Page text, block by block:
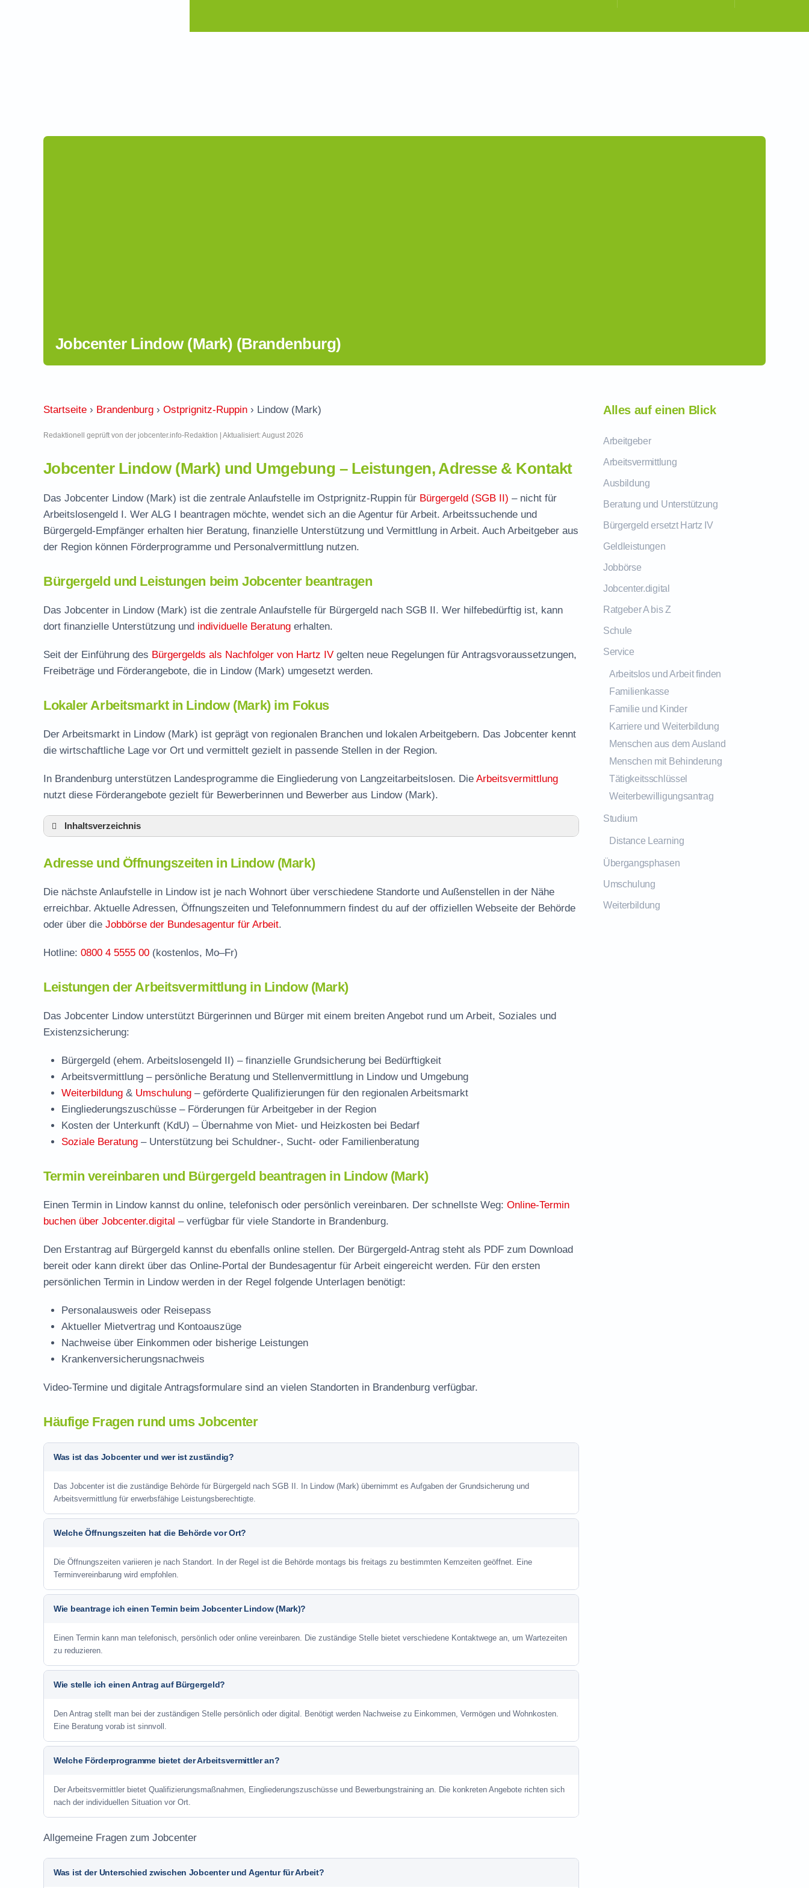
Jobcenter Lindow (Mark) (Brandenburg)
Startseite › Brandenburg › Ostprignitz-Ruppin › Lindow (Mark)
Redaktionell geprüft von der jobcenter.info-Redaktion | Aktualisiert: August 2026
Jobcenter Lindow (Mark) und Umgebung – Leistungen, Adresse & Kontakt
Das Jobcenter Lindow (Mark) ist die zentrale Anlaufstelle im Ostprignitz-Ruppin für Bürgergeld (SGB II) – nicht für
Arbeitslosengeld I. Wer ALG I beantragen möchte, wendet sich an die Agentur für Arbeit. Arbeitssuchende und
Bürgergeld-Empfänger erhalten hier Beratung, finanzielle Unterstützung und Vermittlung in Arbeit. Auch Arbeitgeber aus
der Region können Förderprogramme und Personalvermittlung nutzen.
Bürgergeld und Leistungen beim Jobcenter beantragen
Das Jobcenter in Lindow (Mark) ist die zentrale Anlaufstelle für Bürgergeld nach SGB II. Wer hilfebedürftig ist, kann
dort finanzielle Unterstützung und individuelle Beratung erhalten.
Seit der Einführung des Bürgergelds als Nachfolger von Hartz IV gelten neue Regelungen für Antragsvoraussetzungen,
Freibeträge und Förderangebote, die in Lindow (Mark) umgesetzt werden.
Lokaler Arbeitsmarkt in Lindow (Mark) im Fokus
Der Arbeitsmarkt in Lindow (Mark) ist geprägt von regionalen Branchen und lokalen Arbeitgebern. Das Jobcenter kennt
die wirtschaftliche Lage vor Ort und vermittelt gezielt in passende Stellen in der Region.
In Brandenburg unterstützen Landesprogramme die Eingliederung von Langzeitarbeitslosen. Die Arbeitsvermittlung
nutzt diese Förderangebote gezielt für Bewerberinnen und Bewerber aus Lindow (Mark).
Inhaltsverzeichnis
Leistungen der Arbeitsvermittlung in Lindow
Termin vereinbaren und Bürgergeld beantragen
Jobcenter Ostprignitz-Ruppin – zuständige Stelle
Stellenangebote und Jobbörse in Lindow
Häufige Fragen rund ums Jobcenter
Adresse und Öffnungszeiten in Lindow (Mark)
Die nächste Anlaufstelle in Lindow ist je nach Wohnort über verschiedene Standorte und Außenstellen in der Nähe
erreichbar. Aktuelle Adressen, Öffnungszeiten und Telefonnummern findest du auf der offiziellen Webseite der Behörde
oder über die Jobbörse der Bundesagentur für Arbeit.
Hotline: 0800 4 5555 00 (kostenlos, Mo–Fr)
Leistungen der Arbeitsvermittlung in Lindow (Mark)
Das Jobcenter Lindow unterstützt Bürgerinnen und Bürger mit einem breiten Angebot rund um Arbeit, Soziales und
Existenzsicherung:
Bürgergeld (ehem. Arbeitslosengeld II) – finanzielle Grundsicherung bei Bedürftigkeit
Arbeitsvermittlung – persönliche Beratung und Stellenvermittlung in Lindow und Umgebung
Weiterbildung & Umschulung – geförderte Qualifizierungen für den regionalen Arbeitsmarkt
Eingliederungszuschüsse – Förderungen für Arbeitgeber in der Region
Kosten der Unterkunft (KdU) – Übernahme von Miet- und Heizkosten bei Bedarf
Soziale Beratung – Unterstützung bei Schuldner-, Sucht- oder Familienberatung
Termin vereinbaren und Bürgergeld beantragen in Lindow (Mark)
Einen Termin in Lindow kannst du online, telefonisch oder persönlich vereinbaren. Der schnellste Weg: Online-Termin
buchen über Jobcenter.digital – verfügbar für viele Standorte in Brandenburg.
Den Erstantrag auf Bürgergeld kannst du ebenfalls online stellen. Der Bürgergeld-Antrag steht als PDF zum Download
bereit oder kann direkt über das Online-Portal der Bundesagentur für Arbeit eingereicht werden. Für den ersten
persönlichen Termin in Lindow werden in der Regel folgende Unterlagen benötigt:
Personalausweis oder Reisepass
Aktueller Mietvertrag und Kontoauszüge
Nachweise über Einkommen oder bisherige Leistungen
Krankenversicherungsnachweis
Video-Termine und digitale Antragsformulare sind an vielen Standorten in Brandenburg verfügbar.
Häufige Fragen rund ums Jobcenter
Was ist das Jobcenter und wer ist zuständig?
Das Jobcenter ist die zuständige Behörde für Bürgergeld nach SGB II. In Lindow (Mark) übernimmt es Aufgaben der Grundsicherung und
Arbeitsvermittlung für erwerbsfähige Leistungsberechtigte.
Welche Öffnungszeiten hat die Behörde vor Ort?
Die Öffnungszeiten variieren je nach Standort. In der Regel ist die Behörde montags bis freitags zu bestimmten Kernzeiten geöffnet. Eine
Terminvereinbarung wird empfohlen.
Wie beantrage ich einen Termin beim Jobcenter Lindow (Mark)?
Einen Termin kann man telefonisch, persönlich oder online vereinbaren. Die zuständige Stelle bietet verschiedene Kontaktwege an, um Wartezeiten
zu reduzieren.
Wie stelle ich einen Antrag auf Bürgergeld?
Den Antrag stellt man bei der zuständigen Stelle persönlich oder digital. Benötigt werden Nachweise zu Einkommen, Vermögen und Wohnkosten.
Eine Beratung vorab ist sinnvoll.
Welche Förderprogramme bietet der Arbeitsvermittler an?
Der Arbeitsvermittler bietet Qualifizierungsmaßnahmen, Eingliederungszuschüsse und Bewerbungstraining an. Die konkreten Angebote richten sich
nach der individuellen Situation vor Ort.
Allgemeine Fragen zum Jobcenter
Was ist der Unterschied zwischen Jobcenter und Agentur für Arbeit?
Alles auf einen Blick
Arbeitgeber
Arbeitsvermittlung
Ausbildung
Beratung und Unterstützung
Bürgergeld ersetzt Hartz IV
Geldleistungen
Jobbörse
Jobcenter.digital
Ratgeber A bis Z
Schule
Service
Arbeitslos und Arbeit finden
Familienkasse
Familie und Kinder
Karriere und Weiterbildung
Menschen aus dem Ausland
Menschen mit Behinderung
Tätigkeitsschlüssel
Weiterbewilligungsantrag
Studium
Distance Learning
Übergangsphasen
Umschulung
Weiterbildung